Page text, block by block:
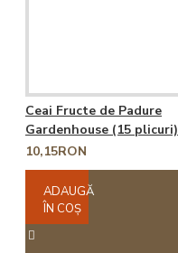
Ceai Fructe de Padure
Gardenhouse (15 plicuri)
10,15RON
ADAUGĂ
ÎN COŞ